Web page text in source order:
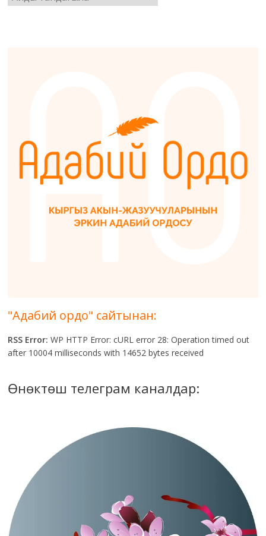
"Адабий ордо" сайтынан:
RSS Error: WP HTTP Error: cURL error 28: Operation timed out
after 10004 milliseconds with 14652 bytes received
Өнөктөш телеграм каналдар: